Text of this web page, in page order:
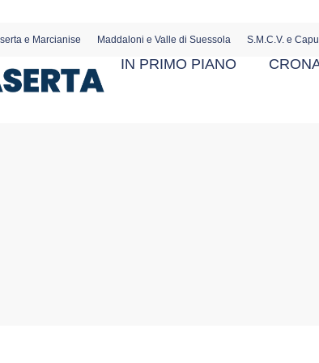
e Marcianise Maddaloni e Valle di Suessola S.M.C.V. e
IN PRIMO PIANO